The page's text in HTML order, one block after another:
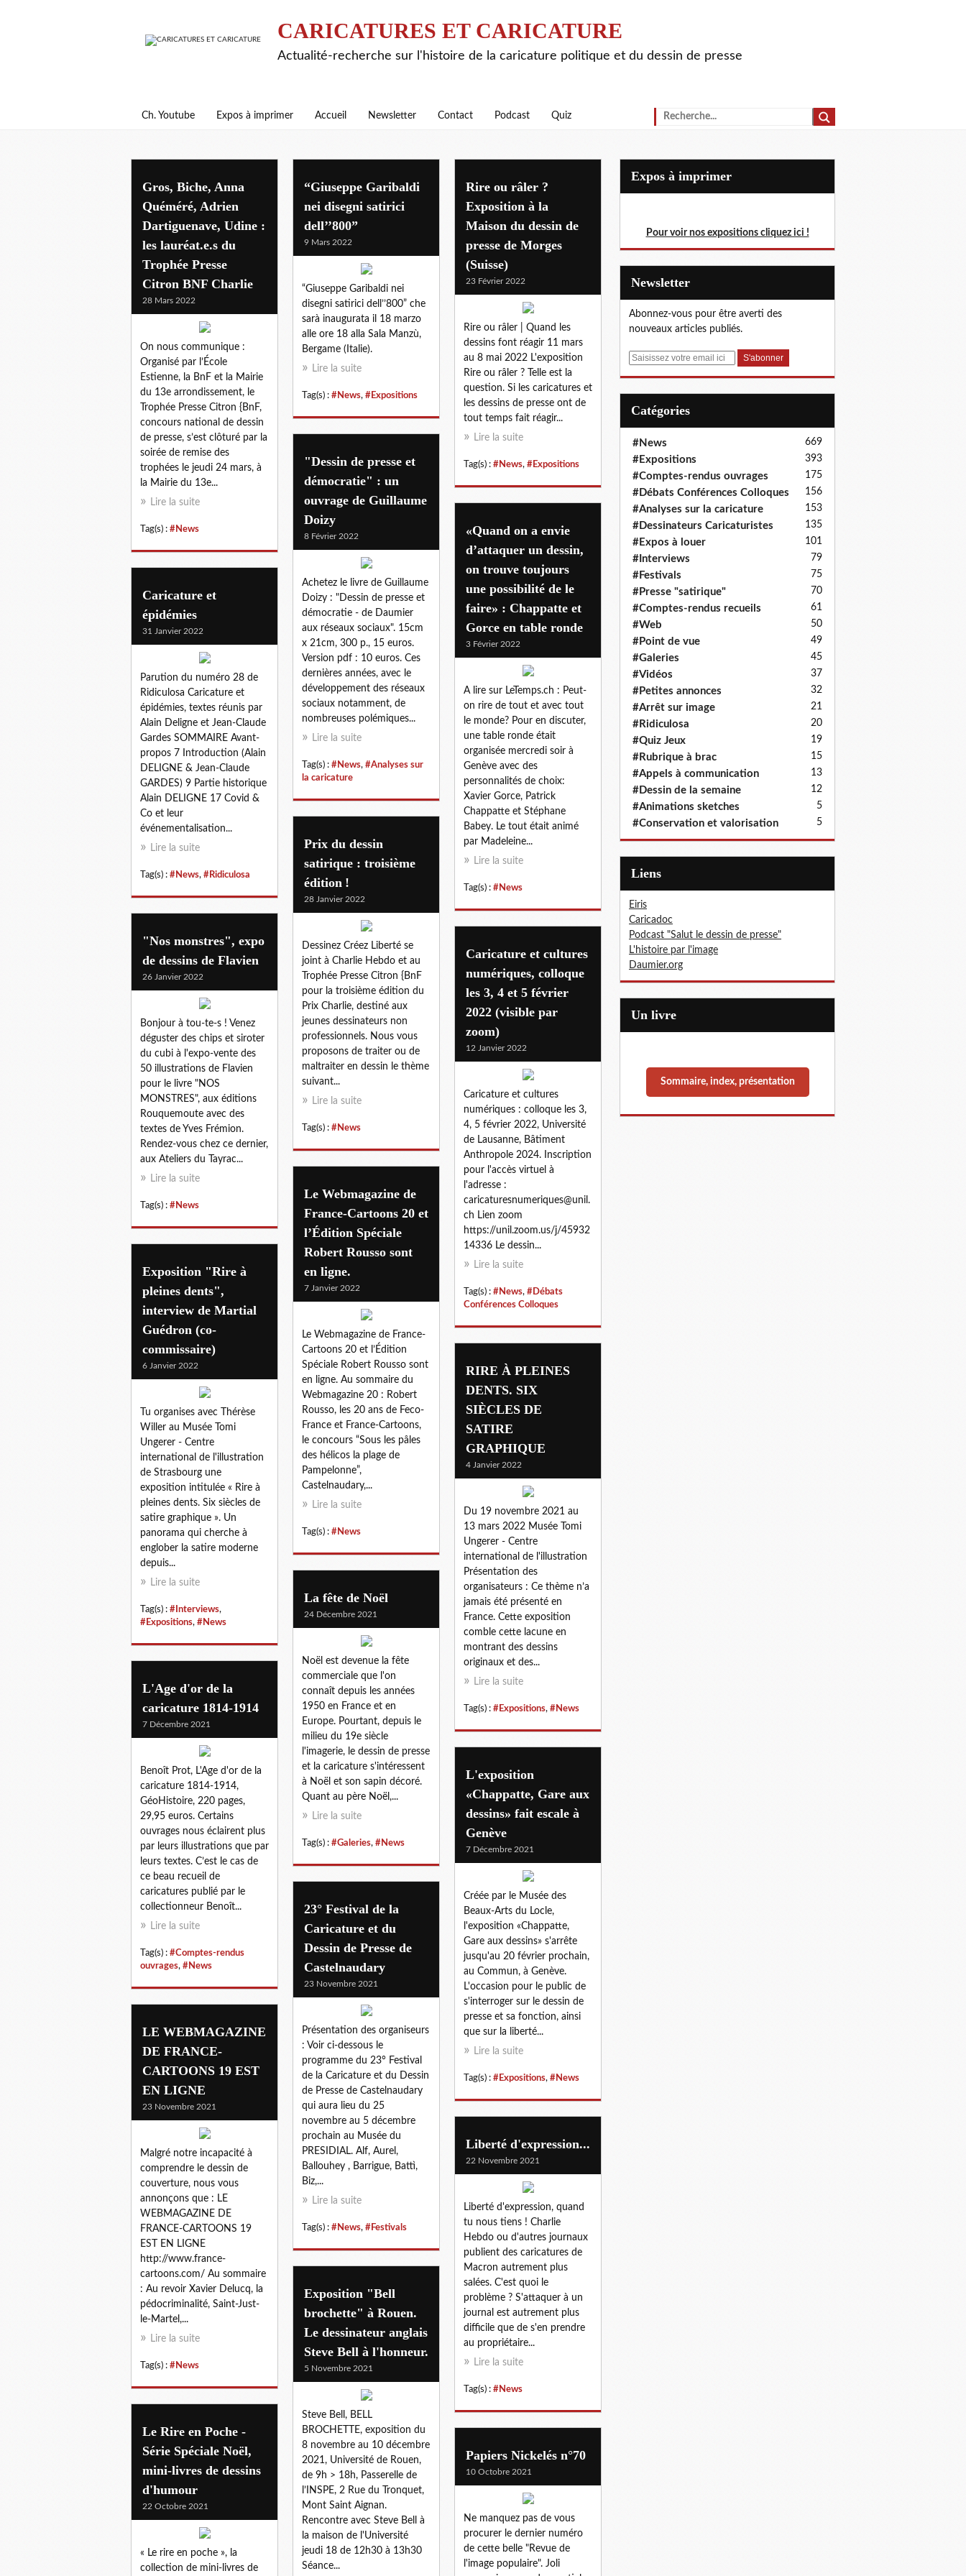
CARICATURES ET CARICATURE
Actualité-recherche sur l'histoire de la caricature politique et du dessin de presse
Ch. Youtube Expos à imprimer Accueil Newsletter Contact Podcast Quiz
news
Gros, Biche, Anna
Quéméré, Adrien
Dartiguenave, Udine :
les lauréat.e.s du
Trophée Presse
Citron BNF Charlie
28 Mars 2022
On nous communique :
Organisé par l’École
Estienne, la BnF et la Mairie
du 13e arrondissement, le
Trophée Presse Citron {BnF,
concours national de dessin
de presse, s’est clôturé par la
soirée de remise des
trophées le jeudi 24 mars, à
la Mairie du 13e...
Lire la suite
Tag(s) : #News
“Giuseppe Garibaldi
nei disegni satirici
dell’’800”
9 Mars 2022
“Giuseppe Garibaldi nei
disegni satirici dell’’800” che
sarà inaugurata il 18 marzo
alle ore 18 alla Sala Manzù,
Bergame (Italie).
Lire la suite
Tag(s) : #News, #Expositions
Rire ou râler ?
Exposition à la
Maison du dessin de
presse de Morges
(Suisse)
23 Février 2022
Rire ou râler | Quand les
dessins font réagir 11 mars
au 8 mai 2022 L'exposition
Rire ou râler ? Telle est la
question. Si les caricatures et
les dessins de presse ont de
tout temps fait réagir...
Lire la suite
Tag(s) : #News, #Expositions
"Dessin de presse et
démocratie" : un
ouvrage de Guillaume
Doizy
8 Février 2022
Achetez le livre de Guillaume
Doizy : "Dessin de presse et
démocratie - de Daumier
aux réseaux sociaux". 15cm
x 21cm, 300 p., 15 euros.
Version pdf : 10 euros. Ces
dernières années, avec le
développement des réseaux
sociaux notamment, de
nombreuses polémiques...
Lire la suite
Tag(s) : #News, #Analyses sur
la caricature
«Quand on a envie
d’attaquer un dessin,
on trouve toujours
une possibilité de le
faire» : Chappatte et
Gorce en table ronde
3 Février 2022
A lire sur LeTemps.ch : Peut-
on rire de tout et avec tout
le monde? Pour en discuter,
une table ronde était
organisée mercredi soir à
Genève avec des
personnalités de choix:
Xavier Gorce, Patrick
Chappatte et Stéphane
Babey. Le tout était animé
par Madeleine...
Lire la suite
Tag(s) : #News
Caricature et
épidémies
31 Janvier 2022
Parution du numéro 28 de
Ridiculosa Caricature et
épidémies, textes réunis par
Alain Deligne et Jean-Claude
Gardes SOMMAIRE Avant-
propos 7 Introduction (Alain
DELIGNE & Jean-Claude
GARDES) 9 Partie historique
Alain DELIGNE 17 Covid &
Co et leur
événementalisation...
Lire la suite
Tag(s) : #News, #Ridiculosa
Prix du dessin
satirique : troisième
édition !
28 Janvier 2022
Dessinez Créez Liberté se
joint à Charlie Hebdo et au
Trophée Presse Citron {BnF
pour la troisième édition du
Prix Charlie, destiné aux
jeunes dessinateurs non
professionnels. Nous vous
proposons de traiter ou de
maltraiter en dessin le thème
suivant...
Lire la suite
Tag(s) : #News
"Nos monstres", expo
de dessins de Flavien
26 Janvier 2022
Bonjour à tou-te-s ! Venez
déguster des chips et siroter
du cubi à l'expo-vente des
50 illustrations de Flavien
pour le livre "NOS
MONSTRES", aux éditions
Rouquemoute avec des
textes de Yves Frémion.
Rendez-vous chez ce dernier,
aux Ateliers du Tayrac...
Lire la suite
Tag(s) : #News
Caricature et cultures
numériques, colloque
les 3, 4 et 5 février
2022 (visible par
zoom)
12 Janvier 2022
Caricature et cultures
numériques : colloque les 3,
4, 5 février 2022, Université
de Lausanne, Bâtiment
Anthropole 2024. Inscription
pour l'accès virtuel à
l'adresse :
caricaturesnumeriques@unil.
ch Lien zoom
https://unil.zoom.us/j/45932
14336 Le dessin...
Lire la suite
Tag(s) : #News, #Débats
Conférences Colloques
Le Webmagazine de
France-Cartoons 20 et
l’Édition Spéciale
Robert Rousso sont
en ligne.
7 Janvier 2022
Le Webmagazine de France-
Cartoons 20 et l’Édition
Spéciale Robert Rousso sont
en ligne. Au sommaire du
Webmagazine 20 : Robert
Rousso, les 20 ans de Feco-
France et France-Cartoons,
le concours “Sous les pâles
des hélicos la plage de
Pampelonne”,
Castelnaudary,...
Lire la suite
Tag(s) : #News
Exposition "Rire à
pleines dents",
interview de Martial
Guédron (co-
commissaire)
6 Janvier 2022
Tu organises avec Thérèse
Willer au Musée Tomi
Ungerer - Centre
international de l'illustration
de Strasbourg une
exposition intitulée « Rire à
pleines dents. Six siècles de
satire graphique ». Un
panorama qui cherche à
englober la satire moderne
depuis...
Lire la suite
Tag(s) : #Interviews,
#Expositions, #News
RIRE À PLEINES
DENTS. SIX
SIÈCLES DE
SATIRE
GRAPHIQUE
4 Janvier 2022
Du 19 novembre 2021 au
13 mars 2022 Musée Tomi
Ungerer - Centre
international de l'illustration
Présentation des
organisateurs : Ce thème n’a
jamais été présenté en
France. Cette exposition
comble cette lacune en
montrant des dessins
originaux et des...
Lire la suite
Tag(s) : #Expositions, #News
La fête de Noël
24 Décembre 2021
Noël est devenue la fête
commerciale que l'on
connaît depuis les années
1950 en France et en
Europe. Pourtant, depuis le
milieu du 19e siècle
l'imagerie, le dessin de presse
et la caricature s'intéressent
à Noël et son sapin décoré.
Quant au père Noël,...
Lire la suite
Tag(s) : #Galeries, #News
L'Age d'or de la
caricature 1814-1914
7 Décembre 2021
Benoît Prot, L'Age d'or de la
caricature 1814-1914,
GéoHistoire, 220 pages,
29,95 euros. Certains
ouvrages nous éclairent plus
par leurs illustrations que par
leurs textes. C’est le cas de
ce beau recueil de
caricatures publié par le
collectionneur Benoît...
Lire la suite
Tag(s) : #Comptes-rendus
ouvrages, #News
L'exposition
«Chappatte, Gare aux
dessins» fait escale à
Genève
7 Décembre 2021
Créée par le Musée des
Beaux-Arts du Locle,
l'exposition «Chappatte,
Gare aux dessins» s'arrête
jusqu'au 20 février prochain,
au Commun, à Genève.
L'occasion pour le public de
s'interroger sur le dessin de
presse et sa fonction, ainsi
que sur la liberté...
Lire la suite
Tag(s) : #Expositions, #News
23° Festival de la
Caricature et du
Dessin de Presse de
Castelnaudary
23 Novembre 2021
Présentation des organiseurs
: Voir ci-dessous le
programme du 23° Festival
de la Caricature et du Dessin
de Presse de Castelnaudary
qui aura lieu du 25
novembre au 5 décembre
prochain au Musée du
PRESIDIAL. Alf, Aurel,
Ballouhey , Barrigue, Battì,
Biz,...
Lire la suite
Tag(s) : #News, #Festivals
LE WEBMAGAZINE
DE FRANCE-
CARTOONS 19 EST
EN LIGNE
23 Novembre 2021
Malgré notre incapacité à
comprendre le dessin de
couverture, nous vous
annonçons que : LE
WEBMAGAZINE DE
FRANCE-CARTOONS 19
EST EN LIGNE
http://www.france-
cartoons.com/ Au sommaire
: Au revoir Xavier Delucq, la
pédocriminalité, Saint-Just-
le-Martel,...
Lire la suite
Tag(s) : #News
Liberté d'expression...
22 Novembre 2021
Liberté d'expression, quand
tu nous tiens ! Charlie
Hebdo ou d'autres journaux
publient des caricatures de
Macron autrement plus
salées. C'est quoi le
problème ? S'attaquer à un
journal est autrement plus
difficile que de s'en prendre
au propriétaire...
Lire la suite
Tag(s) : #News
Exposition "Bell
brochette" à Rouen.
Le dessinateur anglais
Steve Bell à l'honneur.
5 Novembre 2021
Steve Bell, BELL
BROCHETTE, exposition du
8 novembre au 10 décembre
2021, Université de Rouen,
de 9h > 18h, Passerelle de
l’INSPE, 2 Rue du Tronquet,
Mont Saint Aignan.
Rencontre avec Steve Bell à
la maison de l'Université
jeudi 18 de 12h30 à 13h30
Séance...
Le Rire en Poche -
Série Spéciale Noël,
mini-livres de dessins
d'humour
22 Octobre 2021
« Le rire en poche », la
collection de mini-livres de
Papiers Nickelés n°70
10 Octobre 2021
Ne manquez pas de vous
procurer le dernier numéro
de cette belle "Revue de
l'image populaire". Joli
Expos à imprimer
Pour voir nos expositions cliquez ici !
Newsletter
Abonnez-vous pour être averti des
nouveaux articles publiés.
E
Catégories
#News 669
#Expositions 393
#Comptes-rendus ouvrages 175
#Débats Conférences Colloques 156
#Analyses sur la caricature 153
#Dessinateurs Caricaturistes 135
#Expos à louer 101
#Interviews 79
#Festivals 75
#Presse "satirique" 70
#Comptes-rendus recueils 61
#Web 50
#Point de vue 49
#Galeries 45
#Vidéos 37
#Petites annonces 32
#Arrêt sur image 21
#Ridiculosa 20
#Quiz Jeux 19
#Rubrique à brac 15
#Appels à communication 13
#Dessin de la semaine 12
#Animations sketches 5
#Conservation et valorisation 5
Liens
Eiris
Caricadoc
Podcast "Salut le dessin de presse"
L'histoire par l'image
Daumier.org
Un livre
Sommaire, index, présentation